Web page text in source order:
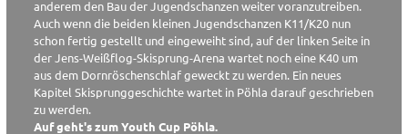
anderem den Bau der Jugendschanzen weiter voranzutreiben.
Auch wenn die beiden kleinen Jugendschanzen K11/K20 nun
schon fertig gestellt und eingeweiht sind, auf der linken Seite in
der Jens-Weißflog-Skisprung-Arena wartet noch eine K40 um
aus dem Dornröschenschlaf geweckt zu werden. Ein neues
Kapitel Skisprunggeschichte wartet in Pöhla darauf geschrieben
zu werden.
Auf geht's zum Youth Cup Pöhla.